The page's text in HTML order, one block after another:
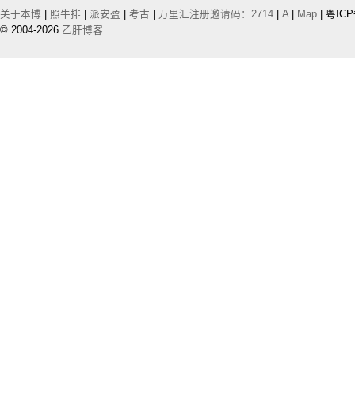
关于本博 照牛排 派安盈 考古 万里汇注册邀请码：2714 A| Map | 粤
© 2004-2026 乙肝博客